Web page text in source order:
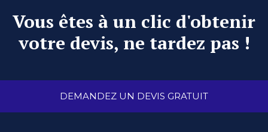
Vous êtes à un clic d'obtenir
votre devis, ne tardez pas !
DEMANDEZ UN DEVIS GRATUIT